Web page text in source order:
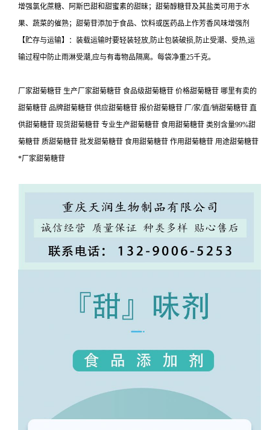
增强氯化蔗糖、阿斯巴甜和甜蜜素的甜昧；甜菊醇糖苷及其盐类可用于水
果、蔬菜的催熟；甜菊苷添加于食品、饮料或医药品上作芳香风味增强剂
【贮存与运输】：装载运输时要轻装轻放,防止包装破损,防止受潮、受热,运
输过程中防止雨淋受潮,应与有毒物品隔离。每袋净重25千克。
厂家甜菊糖苷 生产厂家甜菊糖苷 食品级甜菊糖苷 价格甜菊糖苷 哪里有卖的
甜菊糖苷 品牌甜菊糖苷 供应甜菊糖苷 报价甜菊糖苷 厂/家/直/销甜菊糖苷 直
供甜菊糖苷 现货甜菊糖苷 专业生产甜菊糖苷 食用甜菊糖苷 类别含量99%甜
菊糖苷 质甜菊糖苷 批发甜菊糖苷 食用甜菊糖苷 作用甜菊糖苷 用途甜菊糖苷
*厂家甜菊糖苷